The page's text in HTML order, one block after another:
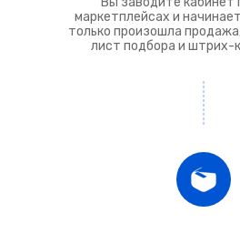
маркетплейсах и
только произошла
лист подбора и штрих-